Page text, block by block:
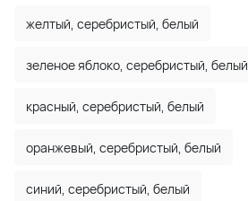
желтый, серебристый, белый
зеленое яблоко, серебристый, белый
красный, серебристый, белый
оранжевый, серебристый, белый
синий, серебристый, белый